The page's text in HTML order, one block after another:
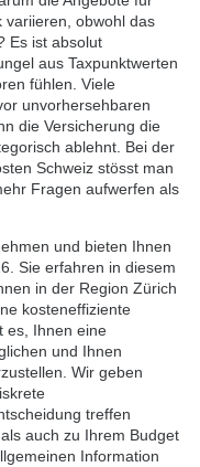
obwohl das
Es ist absolut
aus Taxpunktwerten
fühlen. Viele
unvorhersehbaren
die Versicherung die
ablehnt. Bei der
Schweiz stösst man
Fragen aufwerfen als
und bieten Ihnen
Sie erfahren in diesem
in der Region Zürich
kosteneffiziente
es, Ihnen eine
und Ihnen
Wir geben
treffen
auch zu Ihrem Budget
Information